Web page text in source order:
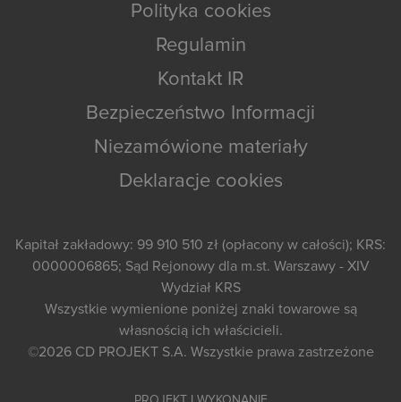
Polityka cookies
Regulamin
Kontakt IR
Bezpieczeństwo Informacji
Niezamówione materiały
Deklaracje cookies
Kapitał zakładowy: 99 910 510 zł (opłacony w całości); KRS:
0000006865; Sąd Rejonowy dla m.st. Warszawy - XIV
Wydział KRS
Wszystkie wymienione poniżej znaki towarowe są
własnością ich właścicieli.
©2026 CD PROJEKT S.A. Wszystkie prawa zastrzeżone